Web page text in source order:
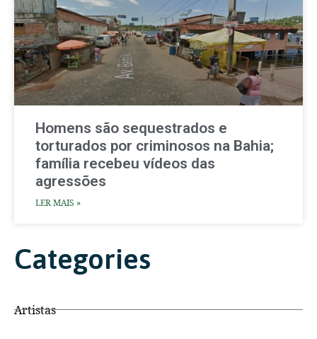
Homens são sequestrados e
torturados por criminosos na Bahia;
família recebeu vídeos das
agressões
LER MAIS »
Categories
Artistas